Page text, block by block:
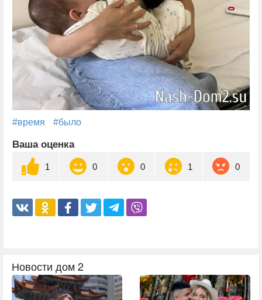
#время #было
Ваша оценка
1 0 0 1 0
Новости дом 2